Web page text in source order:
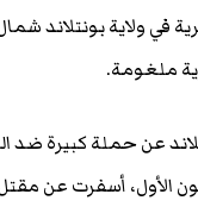
في ولاية بونتلاند
ملغومة.
عن حملة كبيرة ضد
الأول، أسفرت عن